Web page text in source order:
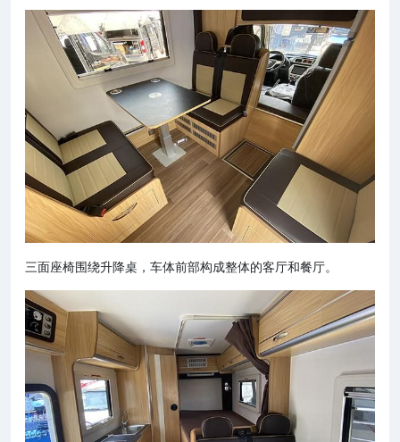
三面座椅围绕升降桌，车体前部构成整体的客厅和餐厅。